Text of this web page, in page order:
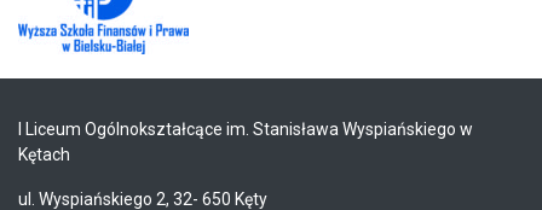
I Liceum Ogólnokształcące im. Stanisława Wyspiańskiego w
Kętach
ul. Wyspiańskiego 2, 32- 650 Kęty